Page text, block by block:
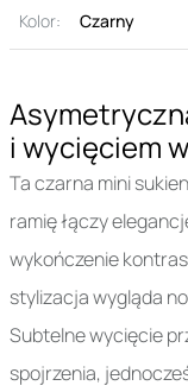
i wycięciem
Ta czarna mini
ramię łączy
wykończenie
stylizacja wygląda
Subtelne wycięcie
spojrzenia,
Kolor: Czarny